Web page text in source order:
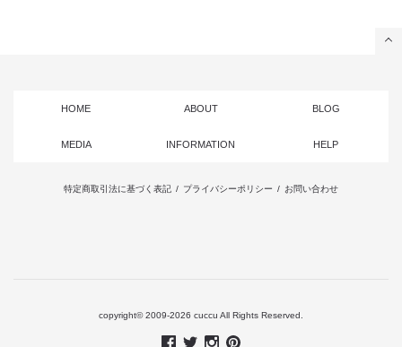
HOME ABOUT BLOG
MEDIA INFORMATION HELP
特定商取引法に基づく表記 / プライバシーポリシー / お問い合わせ
copyright© 2009-2026 cuccu All Rights Reserved.